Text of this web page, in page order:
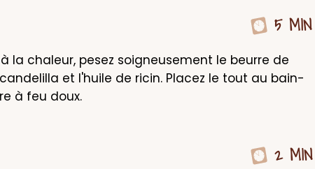
5 MIN
la chaleur, pesez soigneusement le beurre de
et l'huile de ricin. Placez le tout au bain-
à feu doux.
2 MIN